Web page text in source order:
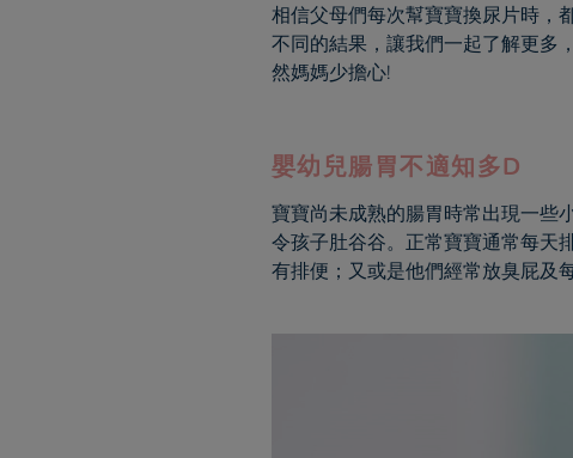
相信父母們每次幫寶寶換尿片時，
不同的結果，讓我們一起了解更多
然媽媽少擔心!
嬰幼兒腸胃不適知多D
寶寶尚未成熟的腸胃時常出現一些
令孩子肚谷谷。正常寶寶通常每天
有排便；又或是他們經常放臭屁及